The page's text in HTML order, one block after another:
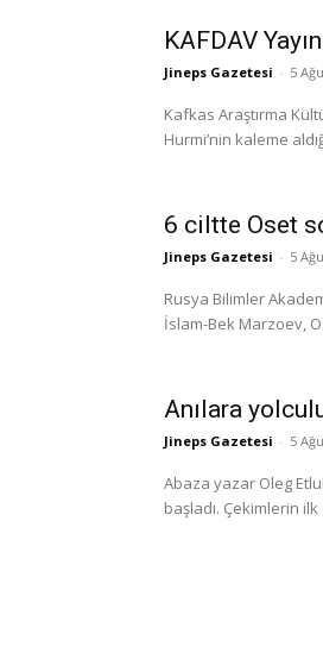
KAFDAV
Jineps Gazetesi - 5
Kafkas Araştırma
Hurmi’nin kaleme
6 ciltte Oset
Jineps Gazetesi - 5
Rusya Bilimler
İslam-Bek Marzoev,
Anılara
Jineps Gazetesi - 5
Abaza yazar Oleg
başladı. Çekimlerin